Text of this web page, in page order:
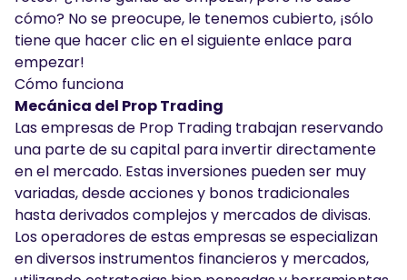
cómo? No se preocupe, le tenemos cubierto, ¡sólo
tiene que hacer clic en el siguiente enlace para
empezar!
Cómo funciona
Mecánica del Prop Trading
Las empresas de Prop Trading trabajan reservando
una parte de su capital para invertir directamente
en el mercado. Estas inversiones pueden ser muy
variadas, desde acciones y bonos tradicionales
hasta derivados complejos y mercados de divisas.
Los operadores de estas empresas se especializan
en diversos instrumentos financieros y mercados,